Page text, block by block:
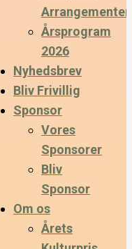
Arrangementer
Årsprogram
2026
Nyhedsbrev
Bliv Frivillig
Sponsor
Vores
Sponsorer
Bliv
Sponsor
Om os
Årets